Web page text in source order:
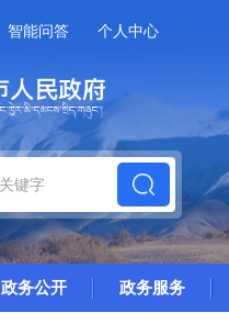
智能问答 个人中心
政务公开 政务服务